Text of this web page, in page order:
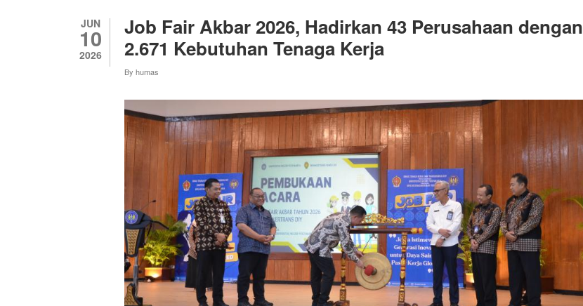
DORONG
LINGKUNGAN
BERSIH
DAN
JUN
10
2026
Job Fair Akbar 2026, Hadirkan 43 Perusahaan dengan
2.671 Kebutuhan Tenaga Kerja
By humas